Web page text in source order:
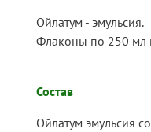
Ойлатум - эмульсия.
Флаконы по 250 мл
Состав
Ойлатум эмульсия